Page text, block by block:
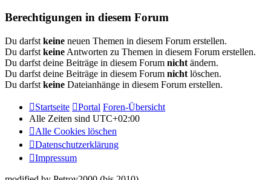
Berechtigungen in diesem Forum
Du darfst keine neuen Themen in diesem Forum erstellen.
Du darfst keine Antworten zu Themen in diesem Forum erstellen.
Du darfst deine Beiträge in diesem Forum nicht ändern.
Du darfst deine Beiträge in diesem Forum nicht löschen.
Du darfst keine Dateianhänge in diesem Forum erstellen.
Startseite Portal Foren-Übersicht
Alle Zeiten sind UTC+02:00
Alle Cookies löschen
Datenschutzerklärung
Impressum